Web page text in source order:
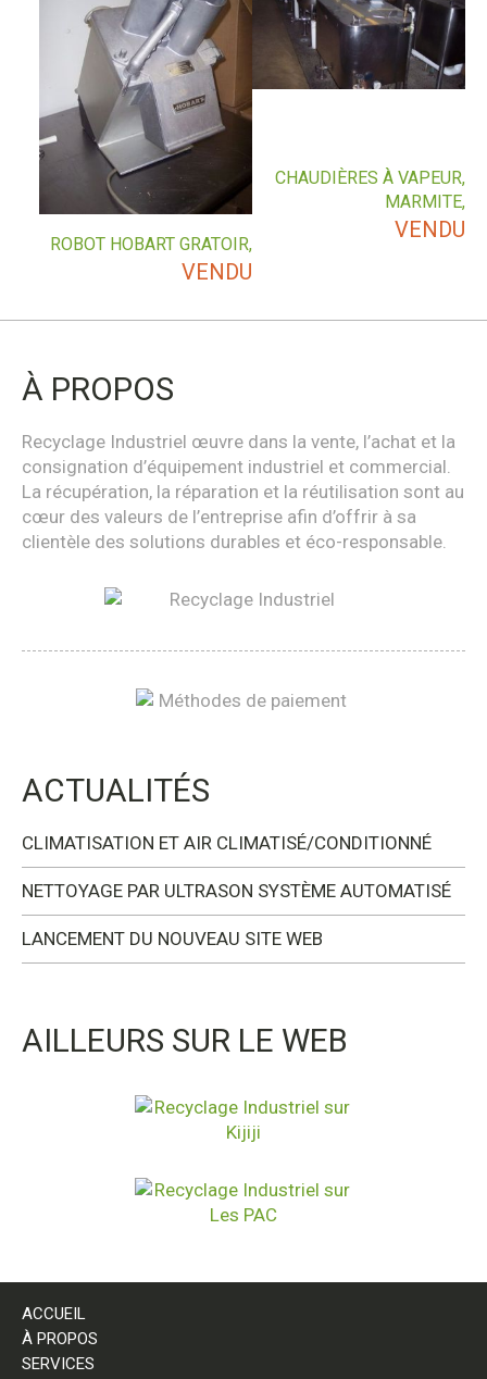
CHAUDIÈRES À VAPEUR,
MARMITE,
VENDU
ROBOT HOBART GRATOIR,
VENDU
À PROPOS
Recyclage Industriel œuvre dans la vente, l’achat et la
consignation d’équipement industriel et commercial.
La récupération, la réparation et la réutilisation sont au
cœur des valeurs de l’entreprise afin d’offrir à sa
clientèle des solutions durables et éco-responsable.
ACTUALITÉS
CLIMATISATION ET AIR CLIMATISÉ/CONDITIONNÉ
NETTOYAGE PAR ULTRASON SYSTÈME AUTOMATISÉ
LANCEMENT DU NOUVEAU SITE WEB
AILLEURS SUR LE WEB
ACCUEIL
À PROPOS
SERVICES